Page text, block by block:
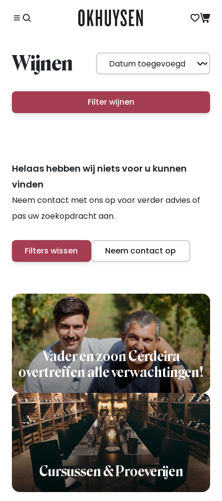
Wijnen
Filter wijnen
Helaas hebben wij niets voor u kunnen
vinden
Neem contact met ons op voor verder advies of
pas uw zoekopdracht aan.
Filters wissen Neem contact op
Vader en zoon Cerdeira
overtreffen alle verwachtingen!
Cursussen & Proeverijen